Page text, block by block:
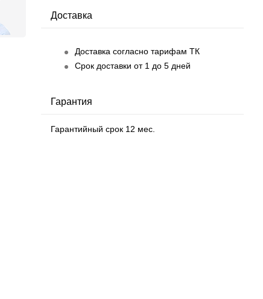
Доставка
Доставка согласно тарифам ТК
Срок доставки от 1 до 5 дней
Гарантия
Гарантийный срок 12 мес.